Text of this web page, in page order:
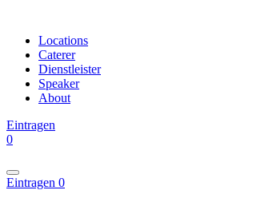
Locations
Caterer
Dienstleister
Speaker
About
Eintragen
0
Eintragen 0